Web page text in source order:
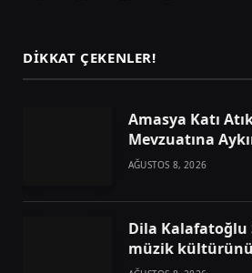
DIKKAT ÇEKENLER!
Amasya Katı
Mevzuatına
AĞUSTOS 8, 2026
Dila Kalafatoğlu
müzik